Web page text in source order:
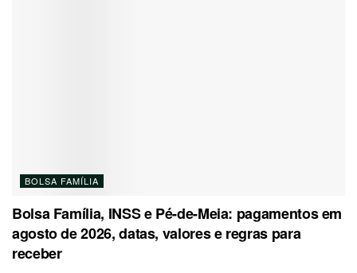
BOLSA FAMÍLIA
Bolsa Família, INSS e Pé-de-Meia: pagamentos em
agosto de 2026, datas, valores e regras para
receber